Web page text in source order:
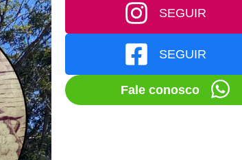
SEGUIR
SEGUIR
Fale conosco